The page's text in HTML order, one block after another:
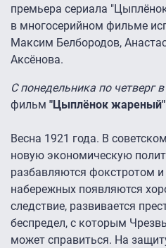
премьера сериала
в многосерийном фильме
Максим Белбородов,
Аксёнова.
С понедельника по четверг
фильм "Цыплёнок
Весна 1921 года. В
новую экономическую
разбавляются фокстротом
набережных появляются
следствие, развивается
беспредел, с которым
может справиться. На